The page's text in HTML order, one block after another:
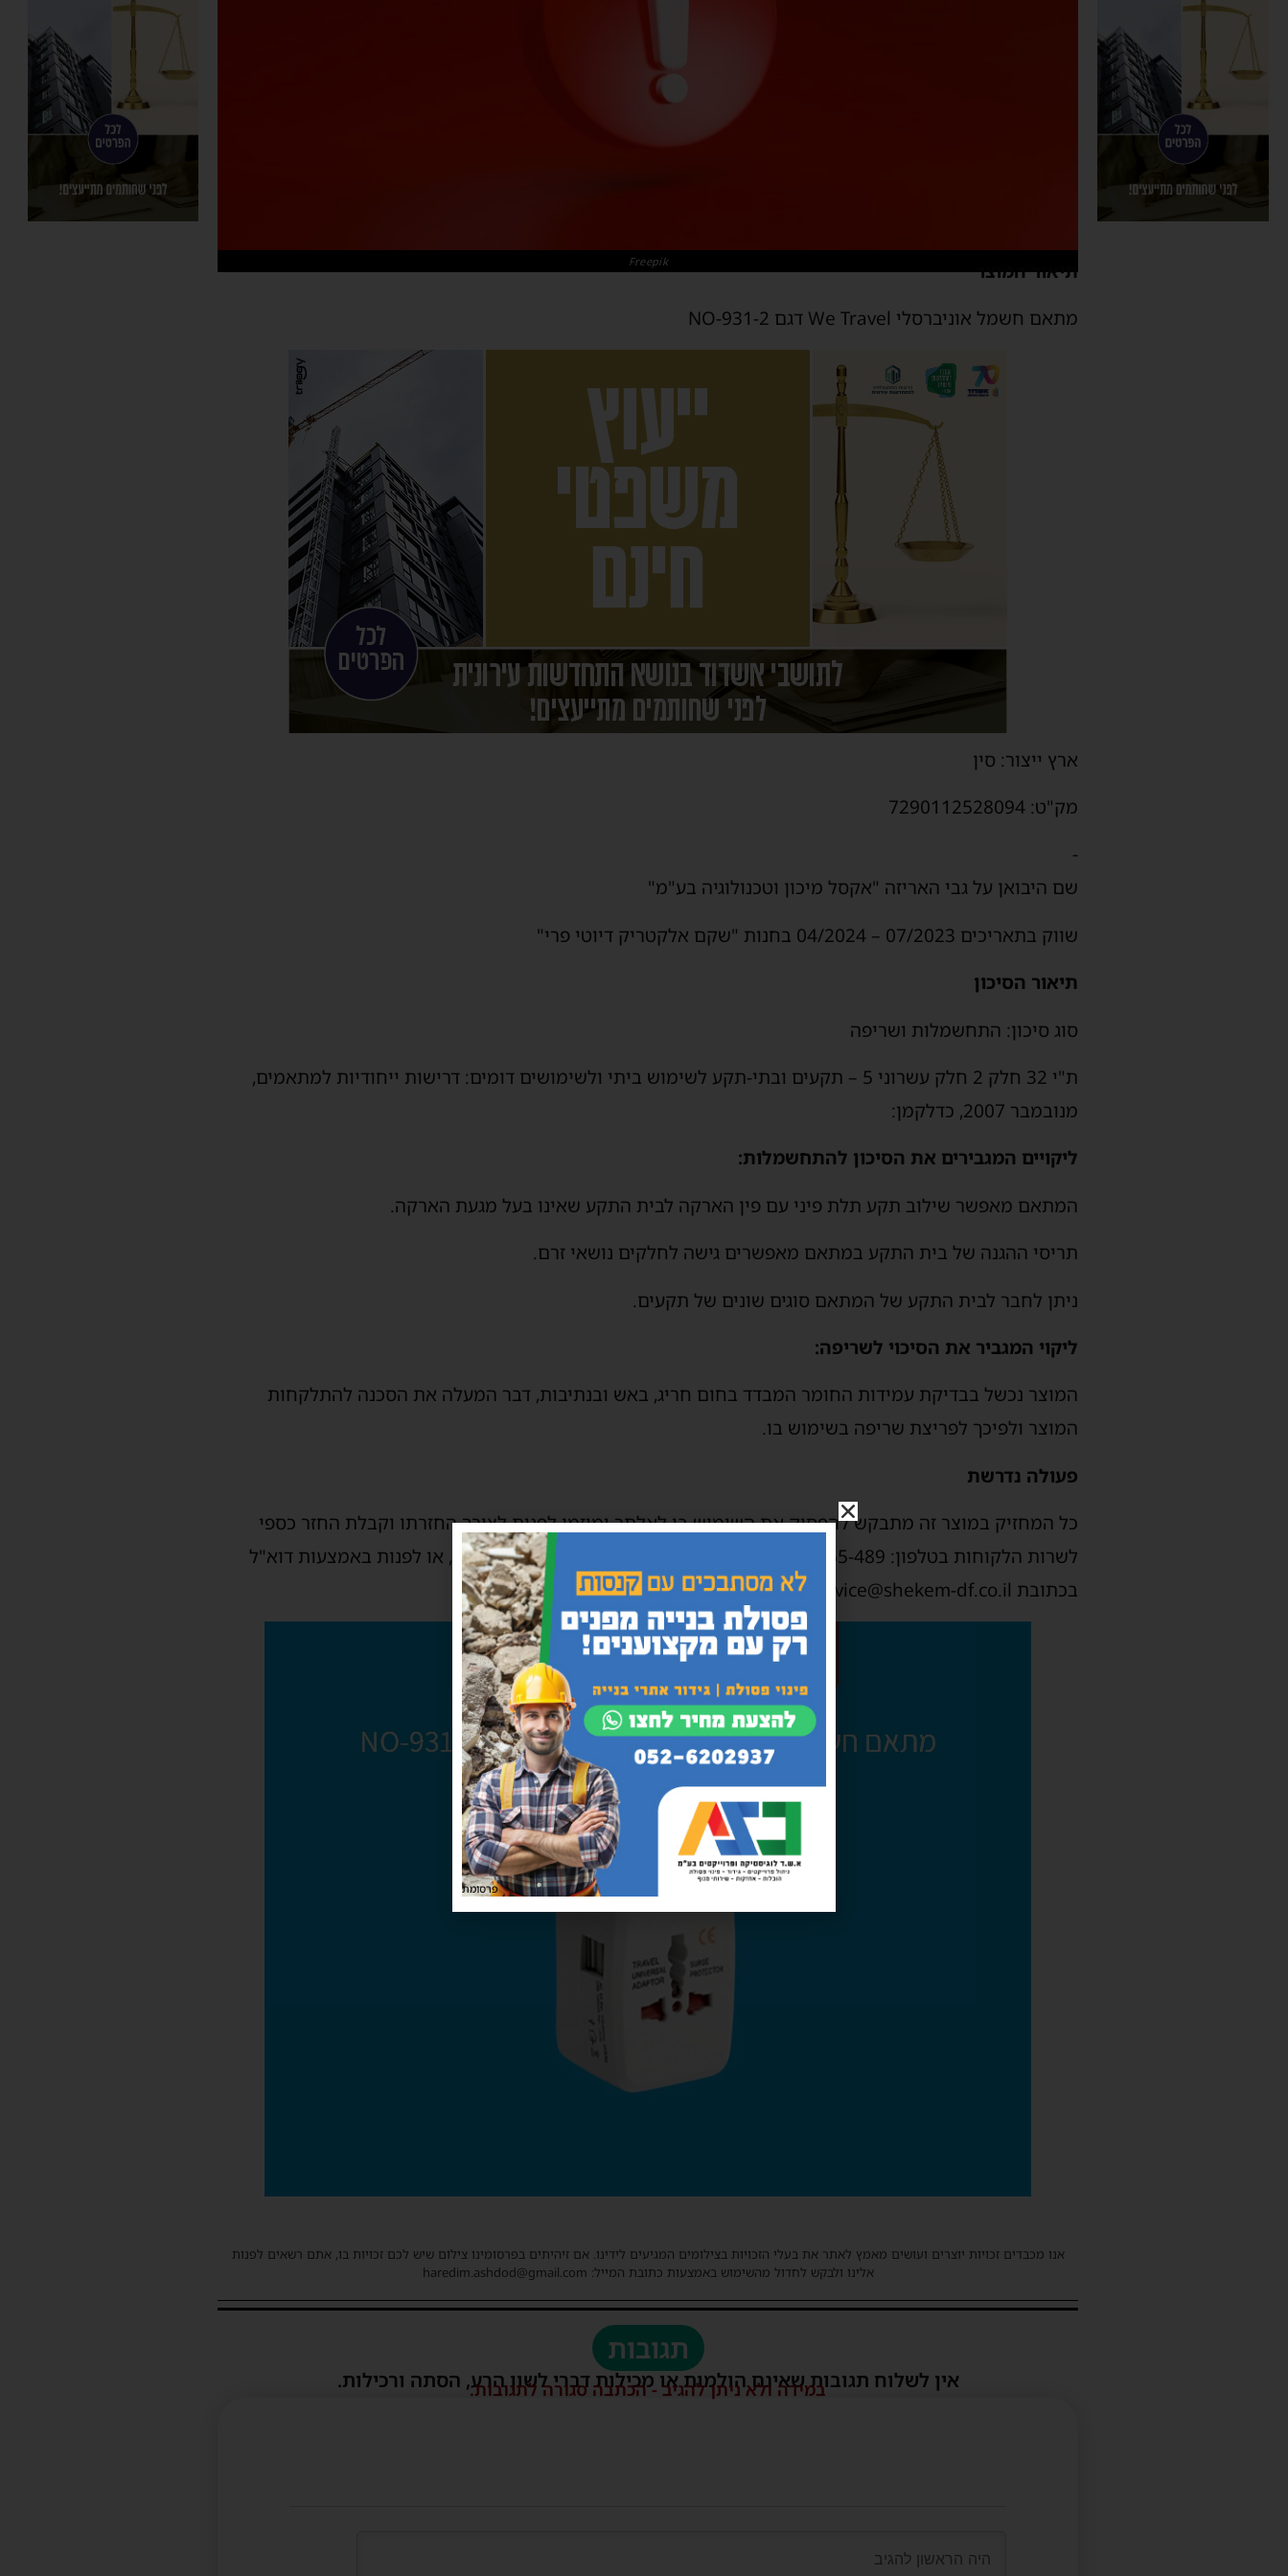
Freepik
תיאור המוצר
מתאם חשמל אוניברסלי We Travel דגם NO-931-2
ארץ ייצור: סין
מק"ט: 7290112528094
-
שם היבואן על גבי האריזה "אקסל מיכון וטכנולוגיה בע"מ"
שווק בתאריכים 07/2023 – 04/2024 בחנות "שקם אלקטריק דיוטי פרי"
תיאור הסיכון
סוג סיכון: התחשמלות ושריפה
ת"י 32 חלק 2 חלק עשרוני 5 – תקעים ובתי-תקע לשימוש ביתי ולשימושים דומים: דרישות ייחודיות למתאמים,
מנובמבר 2007, כדלקמן:
ליקויים המגבירים את הסיכון להתחשמלות:
המתאם מאפשר שילוב תקע תלת פיני עם פין הארקה לבית התקע שאינו בעל מגעת הארקה.
תריסי ההגנה של בית התקע במתאם מאפשרים גישה לחלקים נושאי זרם.
ניתן לחבר לבית התקע של המתאם סוגים שונים של תקעים.
ליקוי המגביר את הסיכוי לשריפה:
המוצר נכשל בבדיקת עמידות החומר המבדד בחום חריג, באש ובנתיבות, דבר המעלה את הסכנה להתלקחות
המוצר ולפיכך לפריצת שריפה בשימוש בו.
פעולה נדרשת
כל המחזיק במוצר זה מתבקש להפסיק את השימוש בו לאלתר ומוזמן לפנות לצורך החזרתו וקבלת החזר כספי
לשרות הלקוחות בטלפון: 1700-555-489 וישלח מסרון SMS ובו טופס קריאת שרות, או לפנות באמצעות דוא"ל
בכתובת sevice@shekem-df.co.il.
אנו מכבדים זכויות יוצרים ועושים מאמץ לאתר את בעלי הזכויות בצילומים המגיעים לידינו. אם זיהיתים בפרסומינו צילום שיש לכם זכויות בו, אתם רשאים לפנות
אלינו ולבקש לחדול מהשימוש באמצעות כתובת המייל: haredim.ashdod@gmail.com
תגובות
אין לשלוח תגובות שאינם הולמות או מכילות דברי לשון הרע, הסתה ורכילות.
במידה ולא ניתן להגיב - הכתבה סגורה לתגובות.
פרסומת